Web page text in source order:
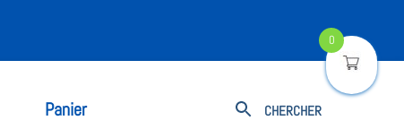
Panier
0